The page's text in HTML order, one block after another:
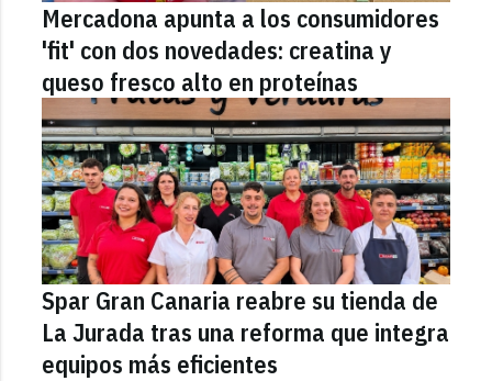
Mercadona apunta a los consumidores
'fit' con dos novedades: creatina y
queso fresco alto en proteínas
Spar Gran Canaria reabre su tienda de
La Jurada tras una reforma que integra
equipos más eficientes